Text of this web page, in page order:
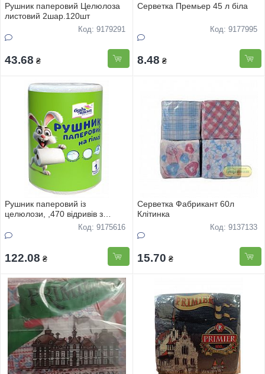
Рушник паперовий Целюлоза
листовий 2шар.120шт
Код: 9179291
43.68 ₴
Серветка Премьер 45 л біла
Код: 9177995
8.48 ₴
Рушник паперовий із
целюлози, ,470 відривів з
перфорацією двошаровий,
Код: 9175616
122.08 ₴
Серветка Фабрикант 60л
Клітинка
Код: 9137133
15.70 ₴